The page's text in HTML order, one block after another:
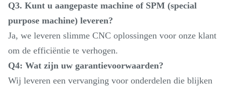
Q3. Kunt u aangepaste machine of SPM (special
purpose machine) leveren?
Ja, we leveren slimme CNC oplossingen voor onze klant
om de efficiëntie te verhogen.
Q4: Wat zijn uw garantievoorwaarden?
Wij leveren een vervanging voor onderdelen die blijken